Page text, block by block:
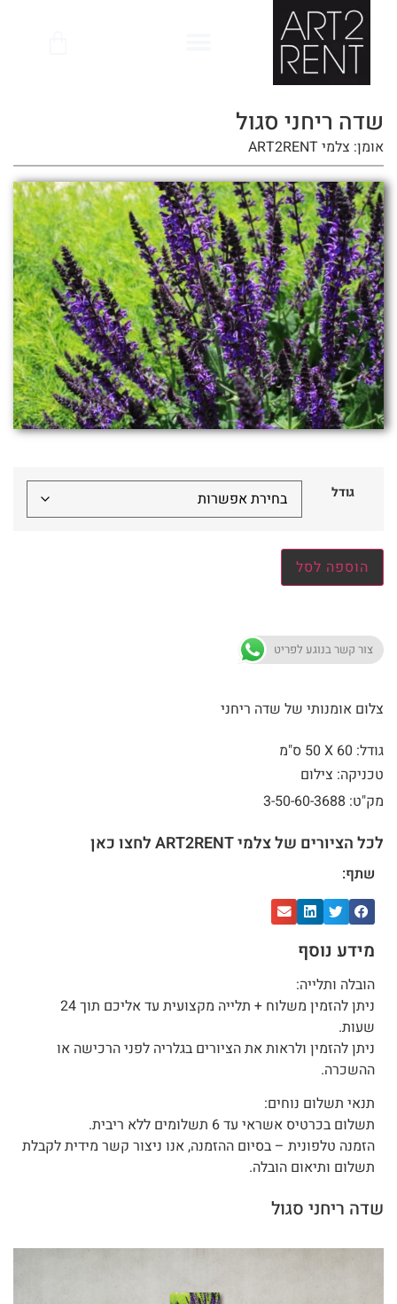
שדה ריחני סגול
אומן: צלמי ART2RENT
גודל
הוספה לסל
צור קשר בנוגע לפריט
צלום אומנותי של שדה ריחני
גודל: 60 X
50 ס"מ
טכניקה: צילום
מק"ט: 3-50-60-3688
לכל הציורים של צלמי ART2RENT לחצו כאן
שתף:
מידע נוסף
הובלה ותלייה:
ניתן להזמין משלוח + תלייה מקצועית עד אליכם תוך 24
שעות.
ניתן להזמין ולראות את הציורים בגלריה לפני הרכישה או
ההשכרה.
תנאי תשלום נוחים:
תשלום בכרטיס אשראי עד 6 תשלומים ללא ריבית.
הזמנה טלפונית – בסיום ההזמנה, אנו ניצור קשר מידית לקבלת
תשלום ותיאום הובלה.
שדה ריחני סגול